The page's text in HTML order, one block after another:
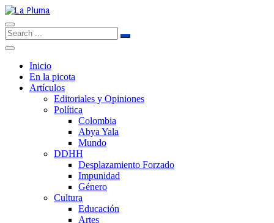
Inicio
En la picota
Artículos
Editoriales y Opiniones
Política
Colombia
Abya Yala
Mundo
DDHH
Desplazamiento Forzado
Impunidad
Género
Cultura
Educación
Artes